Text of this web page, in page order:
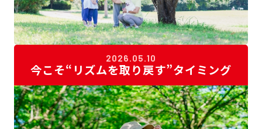
お悩み別プラン
ダイエットのお悩み
シェイプアップのお悩み
不調のお悩み
筋力アップのお悩み
疲労回復のお悩み
料金表
お知らせ
ブログ
2026.05.10
今こそ“リズムを取り戻す”タイミング